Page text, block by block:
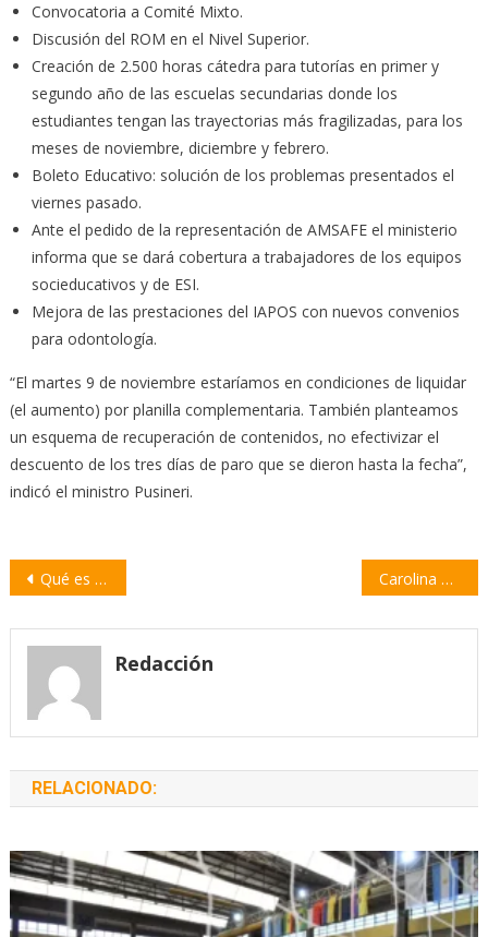
Convocatoria a Comité Mixto.
Discusión del ROM en el Nivel Superior.
Creación de 2.500 horas cátedra para tutorías en primer y
segundo año de las escuelas secundarias donde los
estudiantes tengan las trayectorias más fragilizadas, para los
meses de noviembre, diciembre y febrero.
Boleto Educativo: solución de los problemas presentados el
viernes pasado.
Ante el pedido de la representación de AMSAFE el ministerio
informa que se dará cobertura a trabajadores de los equipos
socieducativos y de ESI.
Mejora de las prestaciones del IAPOS con nuevos convenios
para odontología.
“El martes 9 de noviembre estaríamos en condiciones de liquidar
(el aumento) por planilla complementaria. También planteamos
un esquema de recuperación de contenidos, no efectivizar el
descuento de los tres días de paro que se dieron hasta la fecha”,
indicó el ministro Pusineri.
Navegación
entradas
Qué es el hidrógeno verde y para qué se usa Carolina Losada reclamó “una firme decisión política” para luchar contra los narcos
Redacción
RELACIONADO: